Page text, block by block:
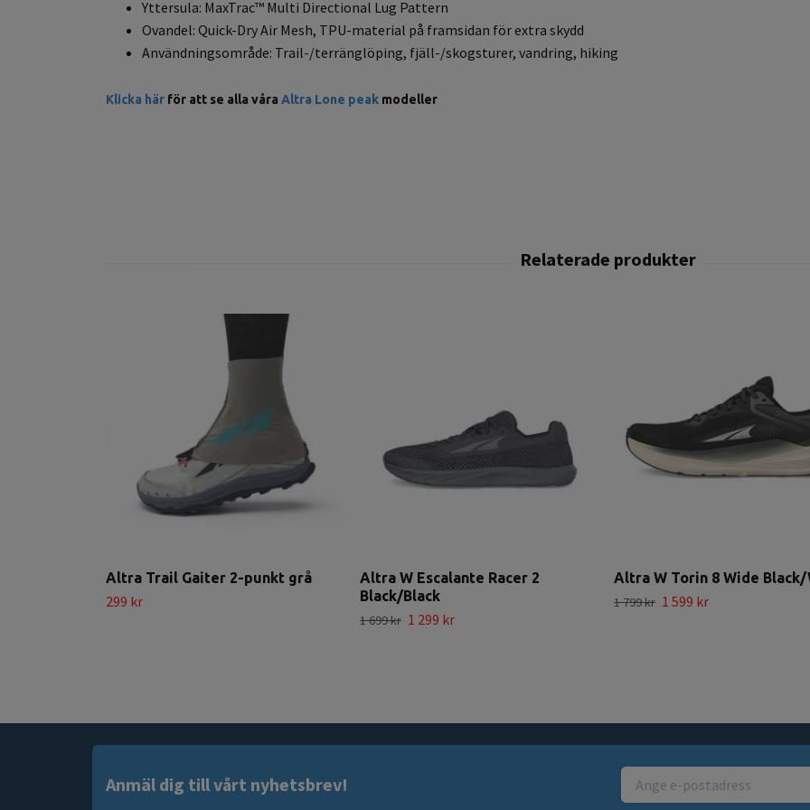
Yttersula: MaxTrac™ Multi Directional Lug Pattern
Ovandel: Quick-Dry Air Mesh, TPU-material på framsidan för extra skydd
Användningsområde: Trail-/terränglöping, fjäll-/skogsturer, vandring, hiking
Klicka här för att se alla våra Altra Lone peak modeller
Altra Trail Gaiter 2-punkt grå
299 kr
Altra W Escalante Racer 2
Black/Black
1 699 kr 1 299 kr
Altra W Torin 8 Wide
1 799 kr 1 599 kr
Anmäl dig till vårt nyhetsbrev!